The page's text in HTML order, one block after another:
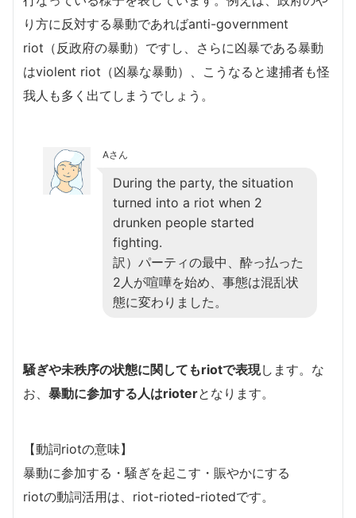
り方に反対する暴動であればanti-government
riot（反政府の暴動）ですし、さらに凶暴である暴動
はviolent riot（凶暴な暴動）、こうなると逮捕者も怪
我人も多く出てしまうでしょう。
Aさん
During the party, the situation
turned into a riot when 2
drunken people started
fighting.
訳）パーティの最中、酔っ払った
2人が喧嘩を始め、事態は混乱状
態に変わりました。
騒ぎや未秩序の状態に関してもriotで表現します。な
お、 暴動に参加する人はrioterとなります。
【動詞riotの意味】
暴動に参加する・騒ぎを起こす・賑やかにする
riotの動詞活用は、riot-rioted-riotedです。